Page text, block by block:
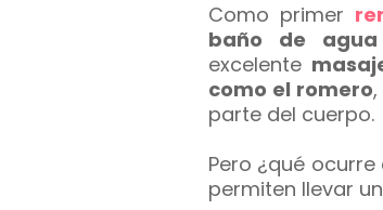
Como primer
baño de
excelente
como el romero
parte del cuerpo.
Pero ¿qué
permiten llevar